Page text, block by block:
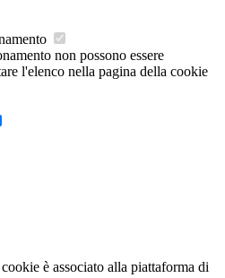
non possono essere
l'elenco nella pagina della cookie
è associato alla piattaforma di